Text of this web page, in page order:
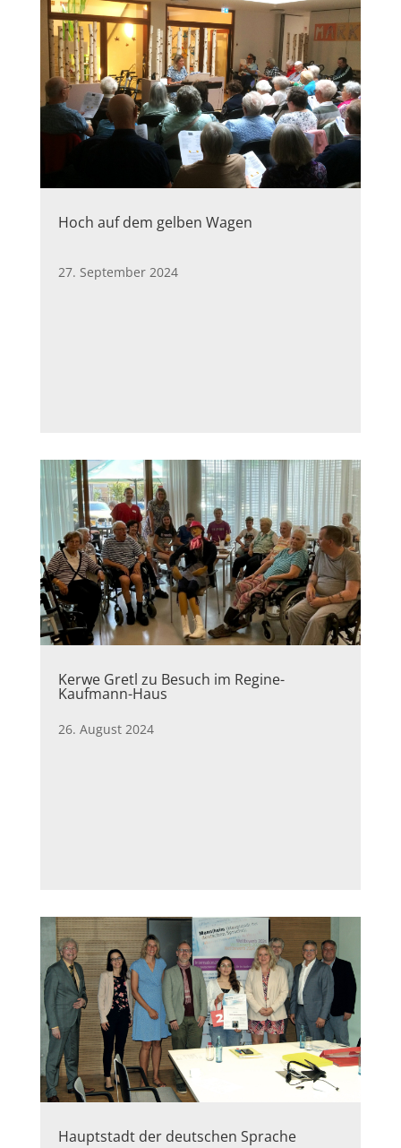
Hoch auf dem gelben Wagen
27. September 2024
Kerwe Gretl zu Besuch im Regine-
Kaufmann-Haus
26. August 2024
Hauptstadt der deutschen Sprache